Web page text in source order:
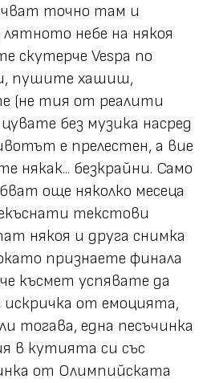
точно там и
небе на някоя
скутерче Vespa по
пушите хашиш,
(не тия от реалити
без музика насред
е прелестен, а вие
някак... безкрайни. Само
още няколко месеца
текстови
някоя и друга снимка
признаете финала
късмет успявате да
искричка от емоцията,
тогава, една песъчинка
в кутията си със
от Олимпийската